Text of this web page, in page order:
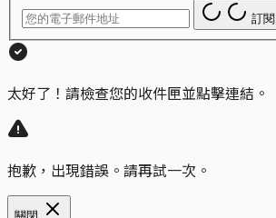
訂閱
太好了！請檢查您的收件匣並點擊連結。
抱歉，出現錯誤。請再試一次。